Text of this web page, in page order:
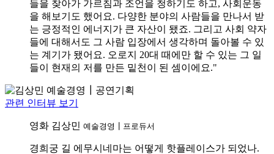
들을 찾아가 가르침과 조언을 청하기도 하고, 사회운동
을 해보기도 했어요. 다양한 분야의 사람들을 만나서 받
는 긍정적인 에너지가 큰 자산이 됐죠. 그리고 사회 약자
들에 대해서도 그 사람 입장에서 생각하며 돌아볼 수 있
는 계기가 됐어요. 오로지 20대 때에만 할 수 있는 그 일
들이 현재의 저를 만든 밑천이 된 셈이에요."
관련 인터뷰 보기
영화 김상민 예술경영┃프로듀서
경희궁 길 에무시네마는 어떻게 핫플레이스가 되었나.